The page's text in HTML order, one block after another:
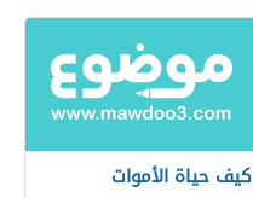
كيف حياة الأموات